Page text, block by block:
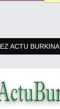
ACTU BURKINA